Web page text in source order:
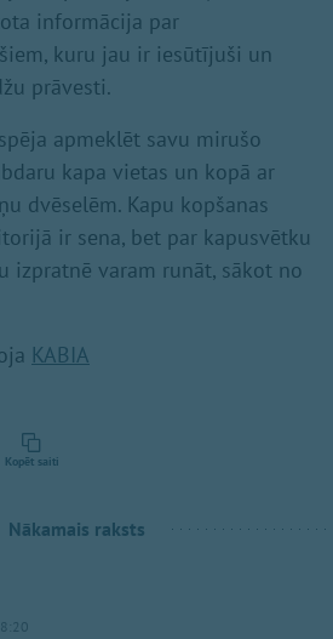
informācija par
kuru jau ir iesūtījuši un
prāvesti.
apmeklēt savu mirušo
kapa vietas un kopā ar
dvēselēm. Kapu kopšanas
ir sena, bet par kapusvētku
izpratnē varam runāt, sākot no
KABIA
Kopēt saiti
Nākamais raksts